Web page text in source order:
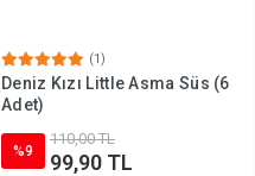
(1)
Deniz Kızı Little Asma Süs (6
Adet)
%9
110,00 TL
99,90 TL